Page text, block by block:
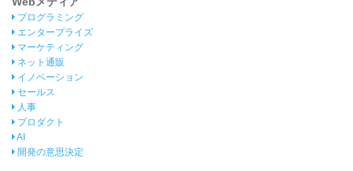
プログラミング
エンタープライズ
マーケティング
ネット通販
イノベーション
セールス
人事
プロダクト
AI
開発の意思決定